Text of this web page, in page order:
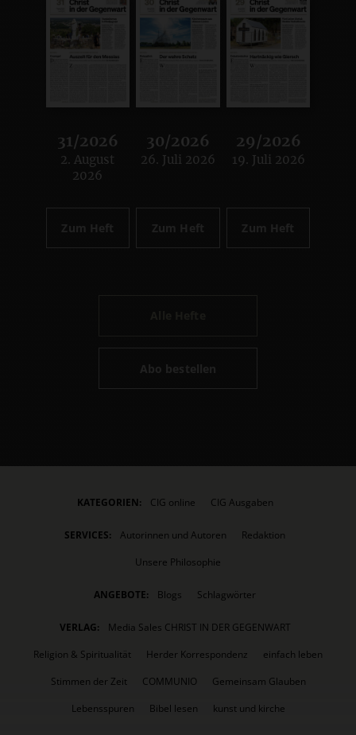
31/2026
:
2. August
2026
Zum Heft
30/2026
:
26. Juli 2026
Zum Heft
29/2026
:
19. Juli 2026
Zum Heft
Abo bestellen
KATEGORIEN: CIG online CIG Ausgaben
SERVICES: Autorinnen und Autoren
Redaktion
Unsere Philosophie
ANGEBOTE: Blogs Schlagwörter
VERLAG:
Media Sales CHRIST IN DER GEGENWART
Religion & Spiritualität
Herder Korrespondenz
einfach leben
Stimmen der Zeit
COMMUNIO
Gemeinsam Glauben
Lebensspuren
Bibel lesen kunst und kirche